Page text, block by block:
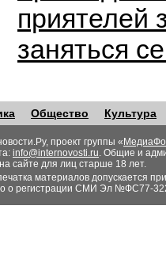
приятелей
заняться
Общество Культура
проект группы «
info@internovosti.ru. Общие и
сайте для лиц старше 18 лет.
материалов допускается
о регистрации СМИ Эл №ФС77-